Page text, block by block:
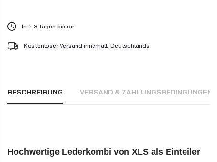
In 2-3 Tagen bei dir
Kostenloser Versand innerhalb Deutschlands
BESCHREIBUNG VERSAND & ZAHLUNGSBEDINGUNGEN
Hochwertige Lederkombi von XLS als Einteiler